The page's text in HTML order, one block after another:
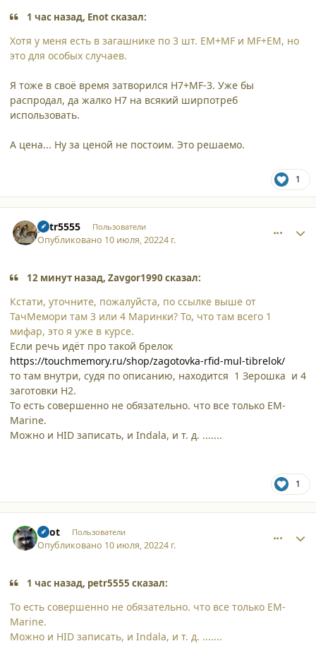
1 час назад, Enot сказал:
Хотя у меня есть в загашнике по 3 шт. EM+MF и MF+EM, но
это для особых случаев.
Я тоже в своё время затворился Н7+MF-3. Уже бы
распродал, да жалко Н7 на всякий ширпотреб
использовать.
А цена... Ну за ценой не постоим. Это решаемо.
1
petr5555 Пользователи
Опубликовано 10 июля, 20224 г.
12 минут назад, Zavgor1990 сказал:
Кстати, уточните, пожалуйста, по ссылке выше от
ТачМемори там 3 или 4 Маринки? То, что там всего 1
мифар, это я уже в курсе.
Если речь идёт про такой брелок
https://touchmemory.ru/shop/zagotovka-rfid-mul-tibrelok/
то там внутри, судя по описанию, находится 1 Зерошка и 4
заготовки H2.
То есть совершенно не обязательно. что все только EM-
Marine.
Можно и HID записать, и Indala, и т. д. .......
1
Enot Пользователи
Опубликовано 10 июля, 20224 г.
1 час назад, petr5555 сказал:
То есть совершенно не обязательно. что все только EM-
Marine.
Можно и HID записать, и Indala, и т. д. .......